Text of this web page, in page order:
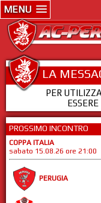
MENU
LA
PER
PROSSIMO INCONTRO
COPPA ITALIA
sabato 15.08.26 ore 21:00
PERUGIA